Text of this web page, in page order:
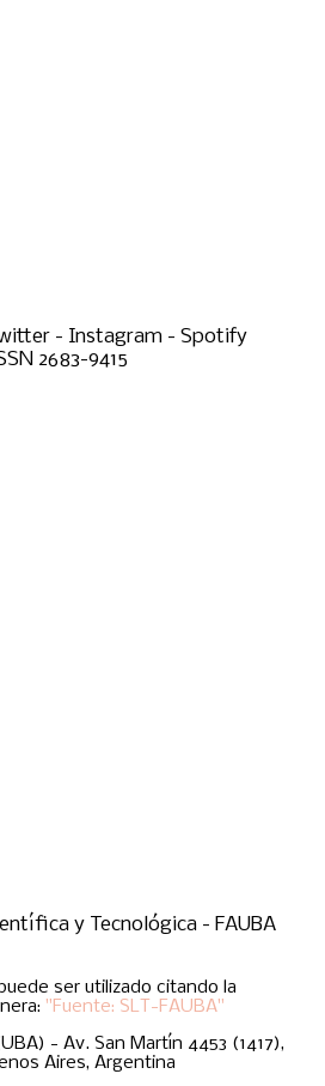
- Instagram - Spotify
2683-9415
y Tecnológica - FAUBA
ser utilizado citando la
"Fuente: SLT-FAUBA"
- Av. San Martín 4453 (1417),
Aires, Argentina